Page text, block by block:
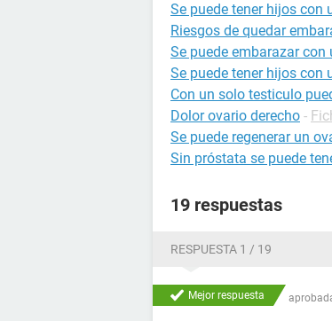
Se puede tener hijos con
Riesgos de quedar
Se puede embarazar
Se puede tener hijos con
Con un solo testiculo
Dolor ovario derecho -
Se puede regenerar un
Sin próstata se puede
19 respuestas
RESPUESTA 1 / 19
Mejor respuesta